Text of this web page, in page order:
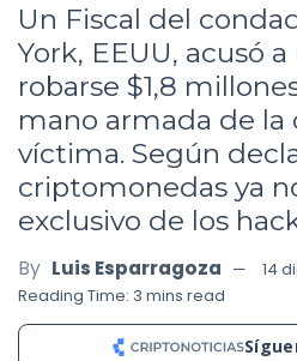
Un Fiscal del
York, EEUU, acusó
robarse $1,8
mano armada de la
víctima. Según
criptomonedas ya
exclusivo de los
By Luis Esparragoza
14
Reading Time: 3 mins read